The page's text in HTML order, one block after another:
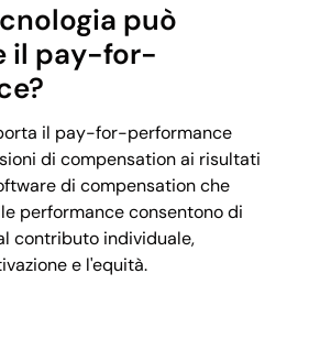
può
il pay-for-
il pay-for-performance
di compensation ai risultati
di compensation che
performance consentono di
contributo individuale,
e l'equità.